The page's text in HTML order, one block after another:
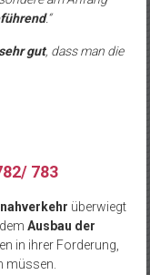
.“
sehr gut, dass man die
783
überwiegt
Ausbau der
in ihrer Forderung,
müssen.